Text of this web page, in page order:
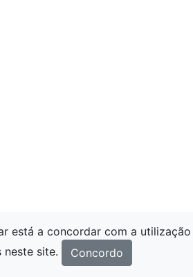
está a concordar com a utilização
neste site.
Concordo